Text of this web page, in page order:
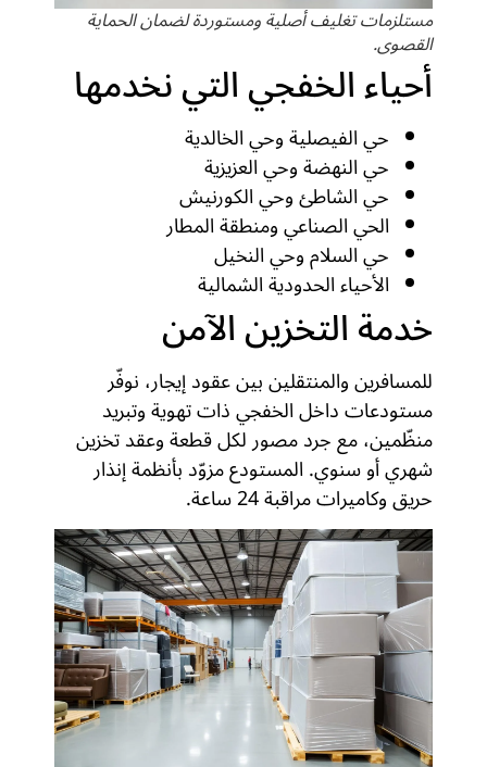
مستلزمات تغليف أصلية ومستوردة لضمان الحماية
القصوى.
أحياء الخفجي التي نخدمها
حي الفيصلية وحي الخالدية
حي النهضة وحي العزيزية
حي الشاطئ وحي الكورنيش
الحي الصناعي ومنطقة المطار
حي السلام وحي النخيل
الأحياء الحدودية الشمالية
خدمة التخزين الآمن
للمسافرين والمنتقلين بين عقود إيجار، نوفّر
مستودعات داخل الخفجي ذات تهوية وتبريد
منظّمين، مع جرد مصور لكل قطعة وعقد تخزين
شهري أو سنوي. المستودع مزوّد بأنظمة إنذار
حريق وكاميرات مراقبة 24 ساعة.